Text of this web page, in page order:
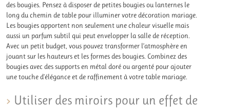
des bougies. Pensez à disposer de petites bougies ou lanternes le
long du chemin de table pour illuminer votre décoration mariage.
Les bougies apportent non seulement une chaleur visuelle mais
aussi un parfum subtil qui peut envelopper la salle de réception.
Avec un petit budget, vous pouvez transformer l’atmosphère en
jouant sur les hauteurs et les formes des bougies. Combinez des
bougies avec des supports en métal doré ou argenté pour ajouter
une touche d’élégance et de raffinement à votre table mariage.
Utiliser des miroirs pour un effet de